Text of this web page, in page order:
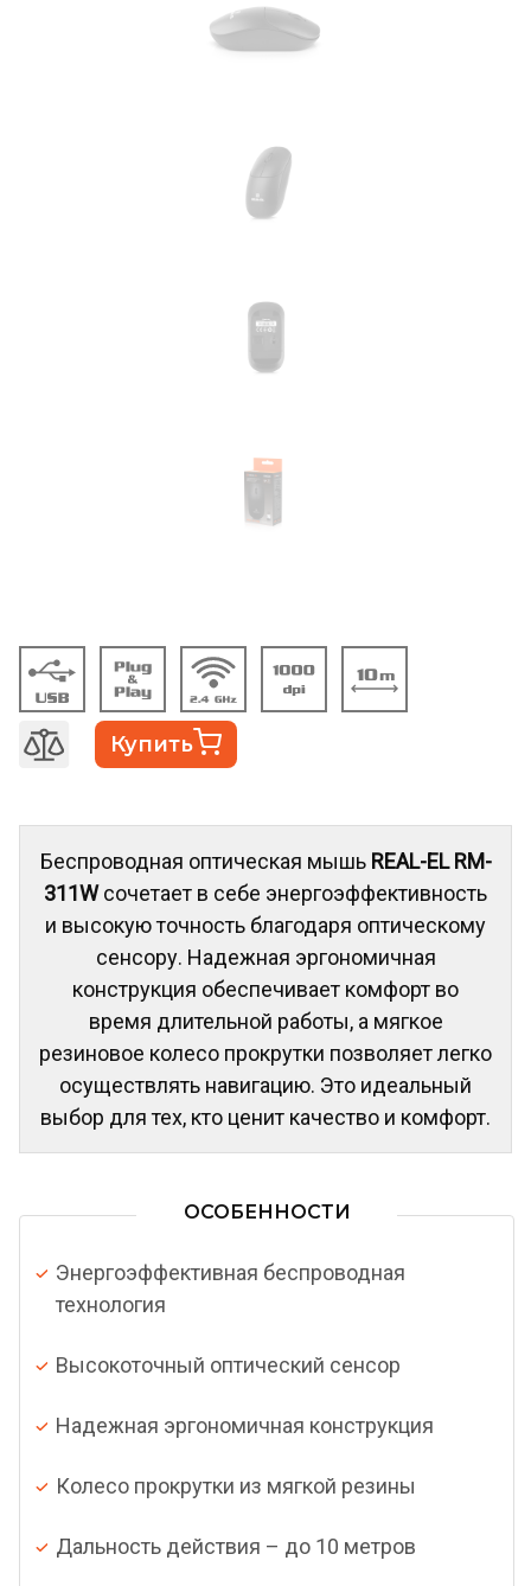
Купить
Беспроводная оптическая мышь REAL-EL RM-
311Wсочетает в себе энергоэффективность
и высокую точность благодаря оптическому
сенсору. Надежная эргономичная
конструкция обеспечивает комфорт во
время длительной работы, а мягкое
резиновое колесо прокрутки позволяет легко
осуществлять навигацию. Это идеальный
выбор для тех, кто ценит качество и комфорт.
ОСОБЕННОСТИ
Энергоэффективная беспроводная
технология
Высокоточный оптический сенсор
Надежная эргономичная конструкция
Колесо прокрутки из мягкой резины
Дальность действия – до 10 метров